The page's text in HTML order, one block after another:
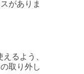
がありま
るよう、
取り外し